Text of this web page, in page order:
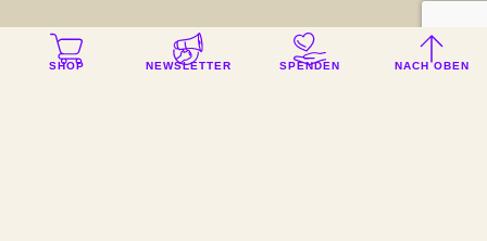
SHOP NEWSLETTER SPENDEN NACH OBEN